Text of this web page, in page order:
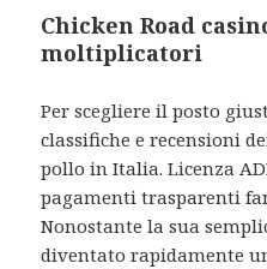
Chicken Road
moltiplicatori
Per scegliere il posto
classifiche e recensioni
pollo in Italia. Licenza
pagamenti trasparenti
Nonostante la sua
diventato rapidamente